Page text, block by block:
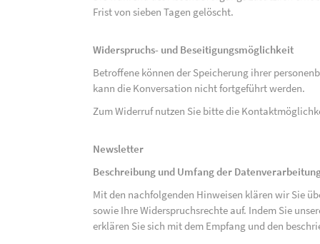
Frist von sieben Tagen gelöscht.
Widerspruchs- und Beseitigungsmöglichkeit
Betroffene können der Speicherung ihrer
kann die Konversation nicht fortgeführt werden.
Zum Widerruf nutzen Sie bitte die
Newsletter
Beschreibung und Umfang der
Mit den nachfolgenden Hinweisen klären wir Sie
sowie Ihre Widerspruchsrechte auf. Indem Sie
erklären Sie sich mit dem Empfang und den